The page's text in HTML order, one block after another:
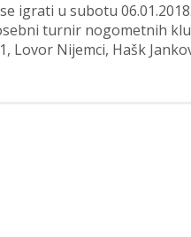
igrati u subotu
turnir nogometnih
Lovor Nijemci, Hašk